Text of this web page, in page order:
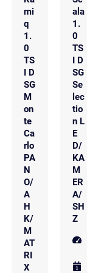
mi
q
1.
0
TS
I D
SG
M
on
te
Ca
rlo
PA
N
O/
A
H
K/
M
AT
RI
X
ala
1.
0
TS
I D
SG
Se
lec
tio
n L
E
D/
KA
M
ER
A/
SH
Z